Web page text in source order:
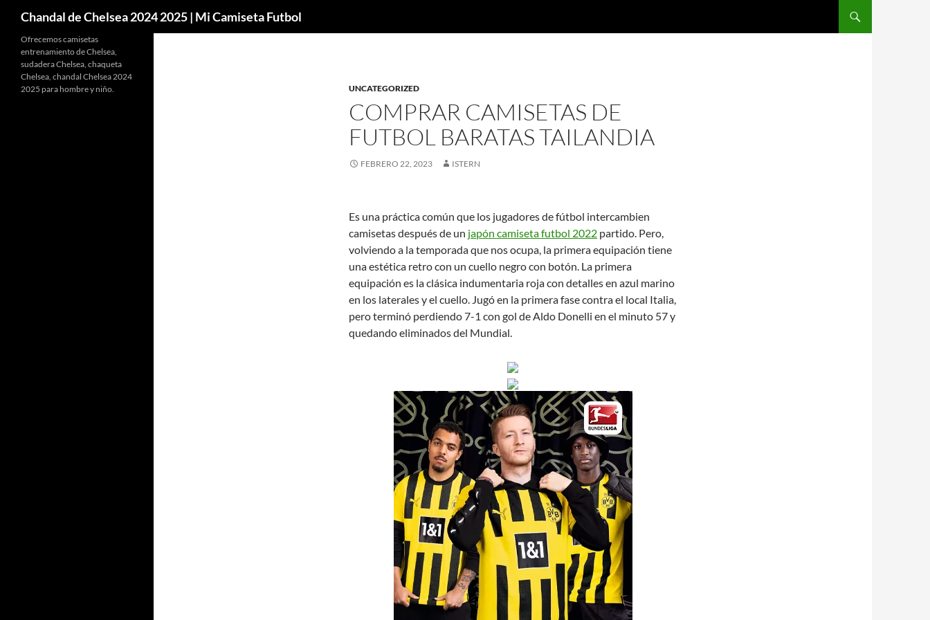
Chandal de Chelsea 2024 2025 | Mi Camiseta Futbol
UNCATEGORIZED
COMPRAR CAMISETAS DE
FUTBOL BARATAS TAILANDIA
FEBRERO 22, 2023 ISTERN
Es una práctica común que los jugadores de fútbol intercambien
camisetas después de un japón camiseta futbol 2022 partido. Pero,
volviendo a la temporada que nos ocupa, la primera equipación tiene
una estética retro con un cuello negro con botón. La primera
equipación es la clásica indumentaria roja con detalles en azul marino
en los laterales y el cuello. Jugó en la primera fase contra el local Italia,
pero terminó perdiendo 7-1 con gol de Aldo Donelli en el minuto 57 y
quedando eliminados del Mundial.
Ofrecemos camisetas
entrenamiento de Chelsea,
sudadera Chelsea, chaqueta
Chelsea, chandal Chelsea 2024
2025 para hombre y niño.